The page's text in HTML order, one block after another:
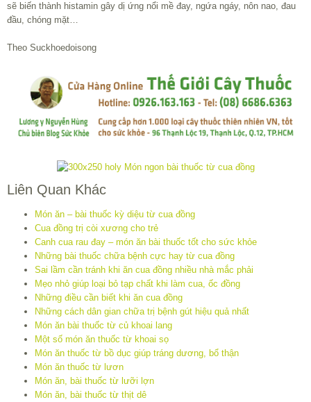
sẽ biến thành histamin gây dị ứng nổi mề đay, ngứa ngáy, nôn nao, đau
đầu, chóng mặt…
Theo Suckhoedoisong
Liên Quan Khác
Món ăn – bài thuốc kỳ diệu từ cua đồng
Cua đồng trị còi xương cho trẻ
Canh cua rau đay – món ăn bài thuốc tốt cho sức khỏe
Những bài thuốc chữa bệnh cực hay từ cua đồng
Sai lầm cần tránh khi ăn cua đồng nhiều nhà mắc phải
Mẹo nhỏ giúp loại bỏ tạp chất khi làm cua, ốc đồng
Những điều cần biết khi ăn cua đồng
Những cách dân gian chữa trị bệnh gút hiệu quả nhất
Món ăn bài thuốc từ củ khoai lang
Một số món ăn thuốc từ khoai sọ
Món ăn thuốc từ bồ dục giúp tráng dương, bổ thận
Món ăn thuốc từ lươn
Món ăn, bài thuốc từ lưỡi lợn
Món ăn, bài thuốc từ thịt dê